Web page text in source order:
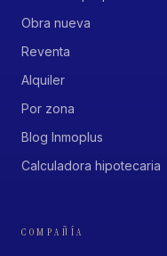
Obra nueva
Reventa
Alquiler
Por zona
Blog Inmoplus
Calculadora hipotecaria
COMPAÑÍA